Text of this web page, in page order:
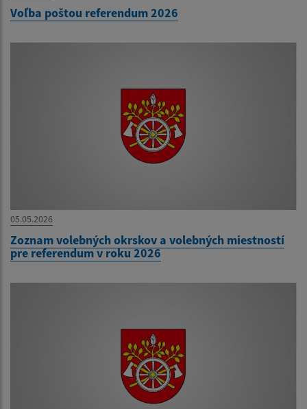
Voľba poštou referendum 2026
05.05.2026
Zoznam volebných okrskov a volebných miestností
pre referendum v roku 2026